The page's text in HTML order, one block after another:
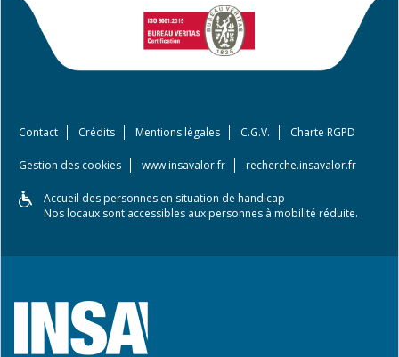
Contact Crédits Mentions légales C.G.V. Charte RGPD
Gestion des cookies www.insavalor.fr recherche.insavalor.fr
Accueil des personnes en situation de handicap
Nos locaux sont accessibles aux personnes à mobilité réduite.